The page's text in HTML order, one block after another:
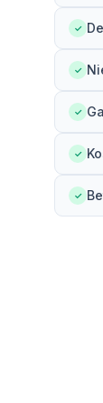
✓
✓
✓
✓
✓